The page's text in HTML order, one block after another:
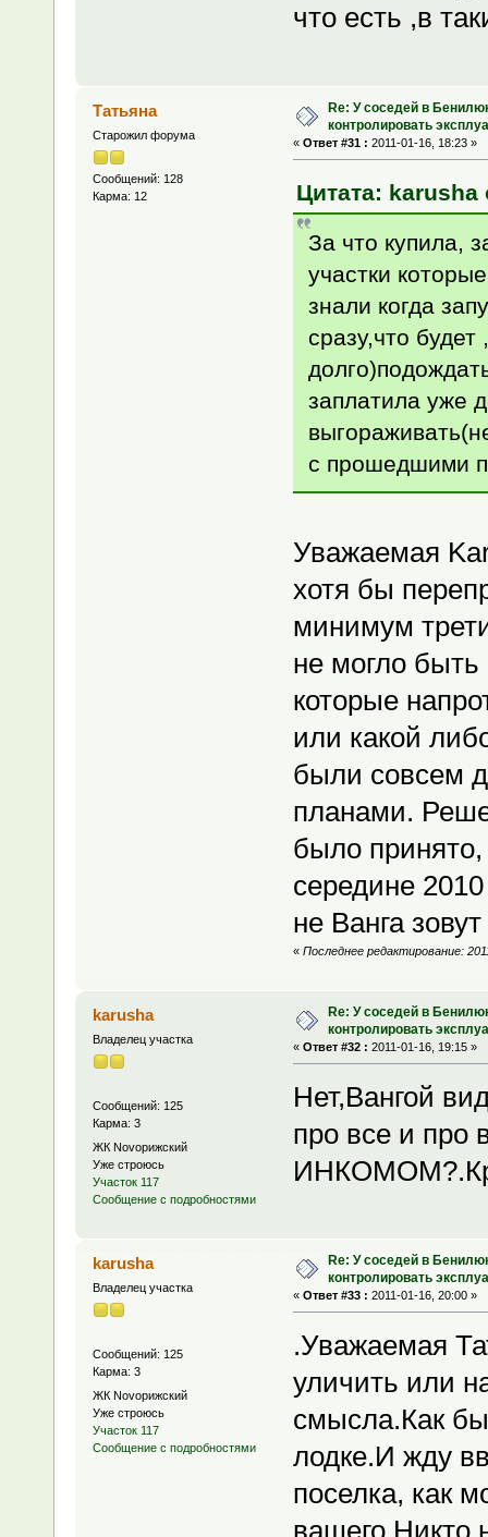
что есть ,в
Татьяна
Старожил форума
Сообщений: 128
Карма: 12
Re: У соседей в
контролировать
« Ответ #31 : 2011-01-16, 18:23 »
Цитата: karusha
За что купила,
участки
знали когда
сразу,что
заплатила уже
с прошедшими
Уважаемая
хотя бы
минимум
не могло
которые
или какой
были совсем
планами.
было
середине
не Ванга
« Последнее редактирование:
karusha
Владелец участка
Сообщений: 125
Карма: 3
ЖК Novoрижский
Уже строюсь
Участок 117
Сообщение с подробностями
Re: У соседей в
контролировать
« Ответ #32 : 2011-01-16, 19:15 »
Нет,Вангой
про все и про
karusha
Владелец участка
Сообщений: 125
Карма: 3
ЖК Novoрижский
Уже строюсь
Участок 117
Сообщение с подробностями
Re: У соседей в
контролировать
« Ответ #33 : 2011-01-16, 20:00 »
.Уважаемая
уличить или
смысла.Как
лодке.И жду
поселка, как
вашего.Никто